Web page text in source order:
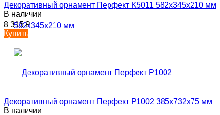
Декоративный орнамент Перфект K5011 582х345х210 мм
В наличии
8 315₽
Купить
Декоративный орнамент Перфект P1002 385х732х75 мм
В наличии